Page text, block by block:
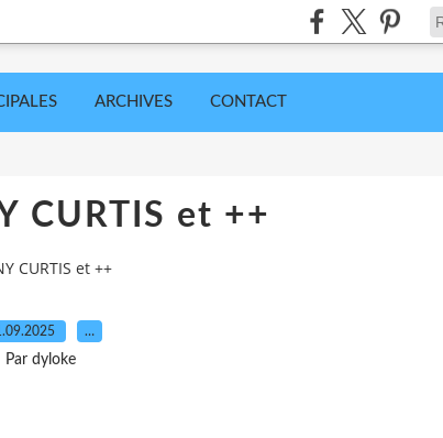
ARCHIVES CONTACT
CURTIS et ++
CURTIS et ++
…
Par dyloke